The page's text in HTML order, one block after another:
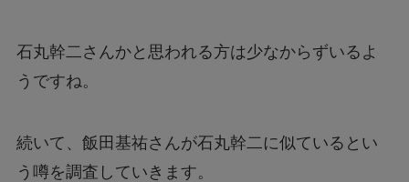
石丸幹二さんかと思われる方は少なからずいるよ
うですね。
続いて、飯田基祐さんが石丸幹二に似ているとい
う噂を調査していきます。